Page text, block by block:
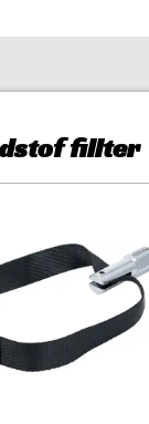
fillter